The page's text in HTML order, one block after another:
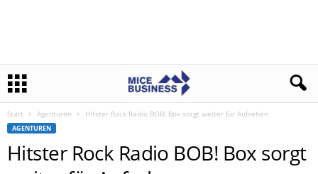
Start Agenturen Hitster Rock Radio BOB! Box sorgt weiter für Aufsehen
AGENTUREN
Hitster Rock Radio BOB! Box sorgt